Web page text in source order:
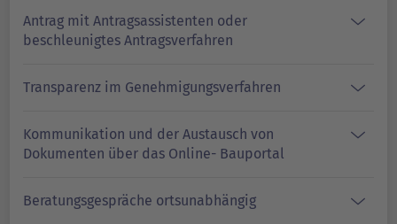
Antrag mit Antragsassistenten oder
beschleunigtes Antragsverfahren
Transparenz im Genehmigungsverfahren
Kommunikation und der Austausch von
Dokumenten über das Online- Bauportal
Beratungsgespräche ortsunabhängig